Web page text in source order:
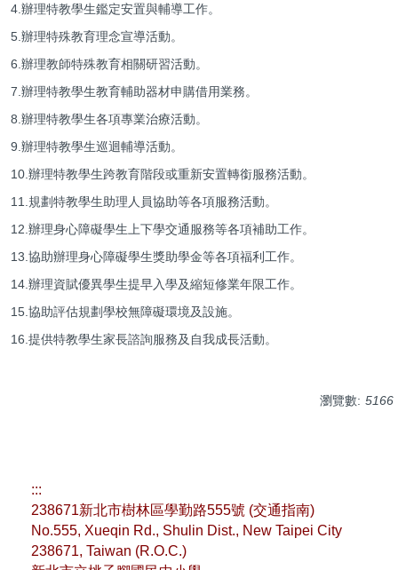
4.辦理特教學生鑑定安置與輔導工作。
5.辦理特殊教育理念宣導活動。
6.辦理教師特殊教育相關研習活動。
7.辦理特教學生教育輔助器材申購借用業務。
8.辦理特教學生各項專業治療活動。
9.辦理特教學生巡迴輔導活動。
10.辦理特教學生跨教育階段或重新安置轉銜服務活動。
11.規劃特教學生助理人員協助等各項服務活動。
12.辦理身心障礙學生上下學交通服務等各項補助工作。
13.協助辦理身心障礙學生獎助學金等各項福利工作。
14.辦理資賦優異學生提早入學及縮短修業年限工作。
15.協助評估規劃學校無障礙環境及設施。
16.提供特教學生家長諮詢服務及自我成長活動。
瀏覽數: 5166
:::
238671新北市樹林區學勤路555號 (交通指南)
No.555, Xueqin Rd., Shulin Dist., New Taipei City
238671, Taiwan (R.O.C.)